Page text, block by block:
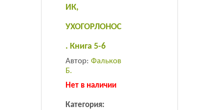
ИК,
УХОГОРЛОНОС
. Книга 5-6
Автор: Фальков
Б.
Нет в наличии
Категория: